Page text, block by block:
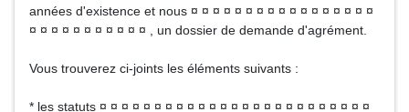
années d'existence et nous ¤ ¤ ¤ ¤ ¤ ¤ ¤ ¤ ¤ ¤ ¤ ¤ ¤ ¤ ¤ ¤ ¤
¤ ¤ ¤ ¤ ¤ ¤ ¤ ¤ ¤ ¤ ¤ , un dossier de demande d'agrément.
Vous trouverez ci-joints les éléments suivants :
* les statuts ¤ ¤ ¤ ¤ ¤ ¤ ¤ ¤ ¤ ¤ ¤ ¤ ¤ ¤ ¤ ¤ ¤ ¤ ¤ ¤ ¤ ¤ ¤ ¤ ¤